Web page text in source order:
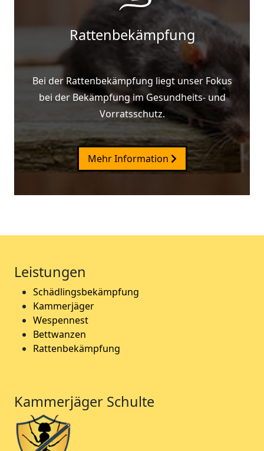
Rattenbekämpfung
Bei der Rattenbekämpfung liegt unser Fokus
bei der Bekämpfung im Gesundheits- und
Vorratsschutz.
Mehr Information
Leistungen
Schädlingsbekämpfung
Kammerjäger
Wespennest
Bettwanzen
Rattenbekämpfung
Kammerjäger Schulte